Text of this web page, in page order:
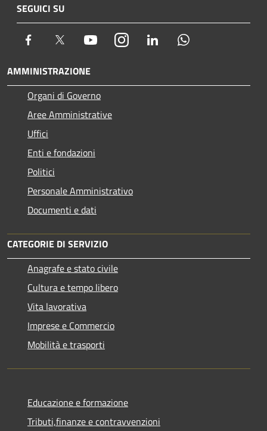
SEGUICI SU
Facebook Twitter YoutubeInstagram LinkedIn
AMMINISTRAZIONE
Organi di Governo
Aree Amministrative
Uffici
Enti e fondazioni
Politici
Personale Amministrativo
Documenti e dati
CATEGORIE DI SERVIZIO
Anagrafe e stato civile
Cultura e tempo libero
Vita lavorativa
Imprese e Commercio
Mobilità e trasporti
Educazione e formazione
Tributi,finanze e contravvenzioni